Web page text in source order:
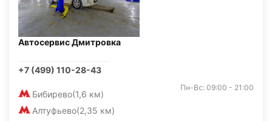
Автосервис Дмитровка
+7 (499) 110-28-43
Бибирево(1,6 км)
Алтуфьево(2,35 км)
Пн-Вс: 09:00 - 21:00